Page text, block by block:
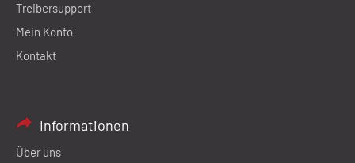
Treibersupport
Mein Konto
Kontakt
Informationen
Über uns